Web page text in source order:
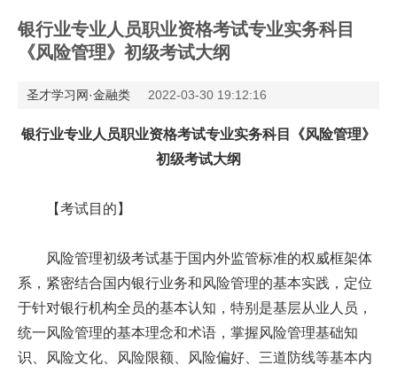
银行业专业人员职业资格考试专业实务科目
《风险管理》初级考试大纲
圣才学习网·金融类 2022-03-30 19:12:16
银行业专业人员职业资格考试专业实务科目《风险管理》
初级考试大纲
【考试目的】
风险管理初级考试基于国内外监管标准的权威框架体
系，紧密结合国内银行业务和风险管理的基本实践，定位
于针对银行机构全员的基本认知，特别是基层从业人员，
统一风险管理的基本理念和术语，掌握风险管理基础知
识、风险文化、风险限额、风险偏好、三道防线等基本内